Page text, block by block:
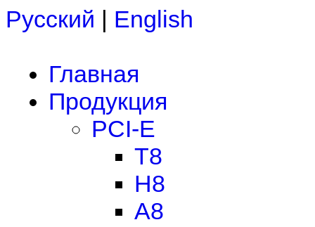
Русский | English
Главная
Продукция
PCI-E
T8
H8
A8